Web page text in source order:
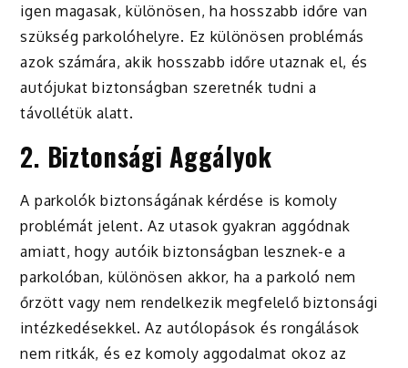
igen magasak, különösen, ha hosszabb időre van
szükség parkolóhelyre. Ez különösen problémás
azok számára, akik hosszabb időre utaznak el, és
autójukat biztonságban szeretnék tudni a
távollétük alatt.
2. Biztonsági Aggályok
A parkolók biztonságának kérdése is komoly
problémát jelent. Az utasok gyakran aggódnak
amiatt, hogy autóik biztonságban lesznek-e a
parkolóban, különösen akkor, ha a parkoló nem
őrzött vagy nem rendelkezik megfelelő biztonsági
intézkedésekkel. Az autólopások és rongálások
nem ritkák, és ez komoly aggodalmat okoz az